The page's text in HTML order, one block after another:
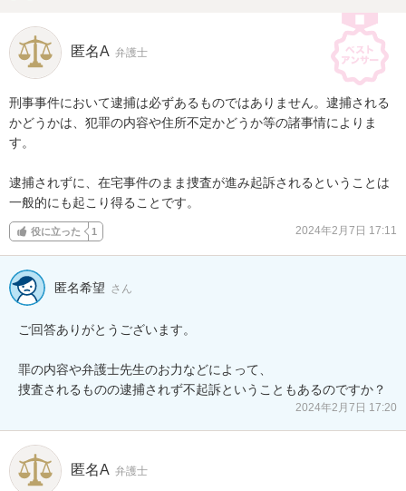
匿名A 弁護士
刑事事件において逮捕は必ずあるものではありません。逮捕される
かどうかは、犯罪の内容や住所不定かどうか等の諸事情によりま
す。
逮捕されずに、在宅事件のまま捜査が進み起訴されるということは
一般的にも起こり得ることです。
役に立った 1 2024年2月7日 17:11
匿名希望 さん
ご回答ありがとうございます。
罪の内容や弁護士先生のお力などによって、
捜査されるものの逮捕されず不起訴ということもあるのですか？
2024年2月7日 17:20
匿名A 弁護士